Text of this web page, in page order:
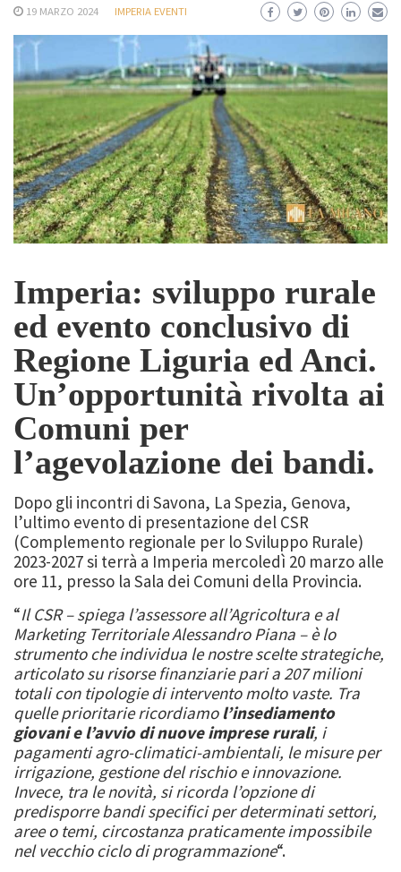
19 MARZO 2024 IMPERIA EVENTI
Imperia: sviluppo rurale
ed evento conclusivo di
Regione Liguria ed Anci.
Un’opportunità rivolta ai
Comuni per
l’agevolazione dei bandi.
Dopo gli incontri di Savona, La Spezia, Genova,
l’ultimo evento di presentazione del CSR
(Complemento regionale per lo Sviluppo Rurale)
2023-2027 si terrà a Imperia mercoledì 20 marzo alle
ore 11, presso la Sala dei Comuni della Provincia.
“Il CSR – spiega l’assessore all’Agricoltura e al
Marketing Territoriale Alessandro Piana – è lo
strumento che individua le nostre scelte strategiche,
articolato su risorse finanziarie pari a 207 milioni
totali con tipologie di intervento molto vaste. Tra
quelle prioritarie ricordiamol’insediamento
giovani e l’avvio di nuove imprese rurali, i
pagamenti agro-climatici-ambientali, le misure per
irrigazione, gestione del rischio e innovazione.
Invece, tra le novità, si ricorda l’opzione di
predisporre bandi specifici per determinati settori,
aree o temi, circostanza praticamente impossibile
nel vecchio ciclo di programmazione“.